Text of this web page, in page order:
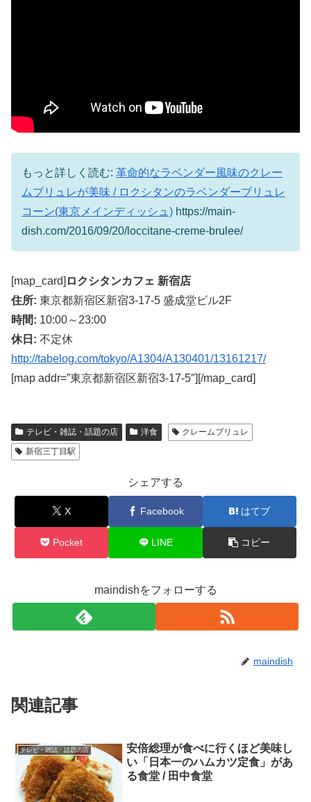
もっと詳しく読む: 革命的なラベンダー風味のクレー
ムブリュレが美味 / ロクシタンのラベンダーブリュレ
コーン(東京メインディッシュ) https://main-
dish.com/2016/09/20/loccitane-creme-brulee/
[map_card] ロクシタンカフェ 新宿店
住所: 東京都新宿区新宿3-17-5 盛成堂ビル2F
時間: 10:00～23:00
休日: 不定休
http://tabelog.com/tokyo/A1304/A130401/13161217/
[map addr=”東京都新宿区新宿3-17-5″][/map_card]
テレビ・雑誌・話題の店 洋食
クレームブリュレ
新宿三丁目駅
シェアする
X Facebook はてブ
Pocket LINE コピー
maindishをフォローする
maindish
関連記事
テレビ・雑誌・話題の店
安倍総理が食べに行くほど美味し
い「日本一のハムカツ定食」があ
る食堂 / 田中食堂